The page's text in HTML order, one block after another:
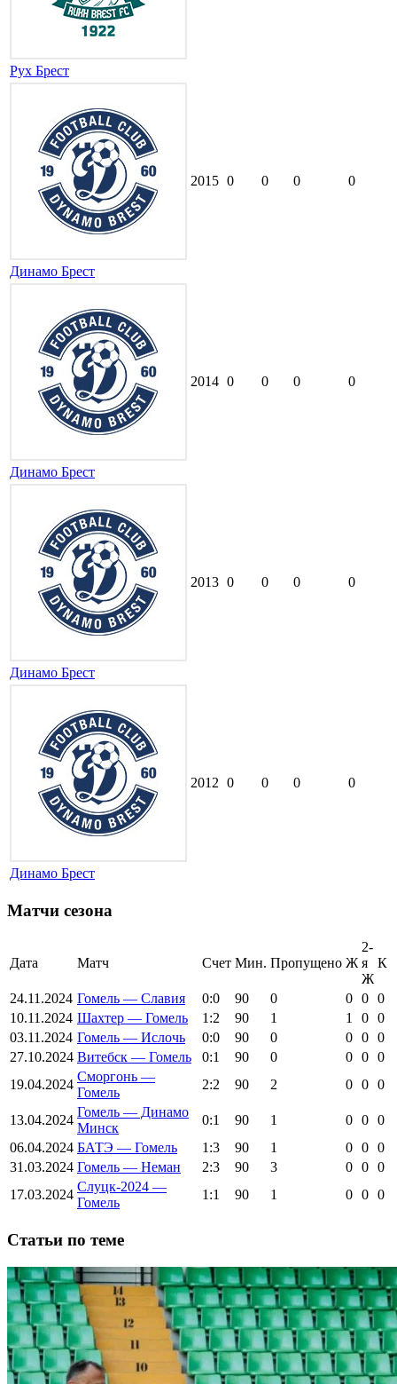
Рух Брест
Динамо Брест
2015 0 0 0 0
Динамо Брест
2014 0 0 0 0
Динамо Брест
2013 0 0 0 0
Динамо Брест
2012 0 0 0 0
Матчи сезона
Дата Матч Счет Мин. Пропущено Ж
2-
я
Ж
К
24.11.2024 Гомель — Славия 0:0 90 0 0 0 0
10.11.2024 Шахтер — Гомель 1:2 90 1 1 0 0
03.11.2024 Гомель — Ислочь 0:0 90 0 0 0 0
27.10.2024 Витебск — Гомель 0:1 90 0 0 0 0
19.04.2024
Сморгонь —
Гомель
2:2 90 2 0 0 0
13.04.2024
Гомель — Динамо
Минск
0:1 90 1 0 0 0
06.04.2024 БАТЭ — Гомель 1:3 90 1 0 0 0
31.03.2024 Гомель — Неман 2:3 90 3 0 0 0
17.03.2024
Слуцк-2024 —
Гомель
1:1 90 1 0 0 0
Cтатьи по теме